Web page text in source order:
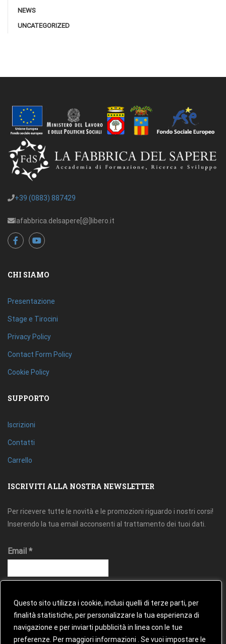
Questo sito utilizza i cookie, inclusi quelli di terze parti, per
finalità statistiche, per personalizzare la tua esperienza di
navigazione e per inviarti pubblicità in linea con le tue
preferenze. Per maggiori informazioni . Se vuoi impostare le
NEWS
UNCATEGORIZED
+39 (0883) 887429
lafabbrica.delsapere[@]libero.it
CHI SIAMO
Presentazione
Stage e Tirocini
Privacy Policy
Contact Form Policy
Cookie Policy
SUPPORTO
Iscrizioni
Contatti
Carrello
ISCRIVITI ALLA NOSTRA NEWSLETTER
Per ricevere tutte le novità e le promozioni riguardo i nostri corsi!
Inserendo la tua email acconsenti al trattamento dei tuoi dati.
Email *